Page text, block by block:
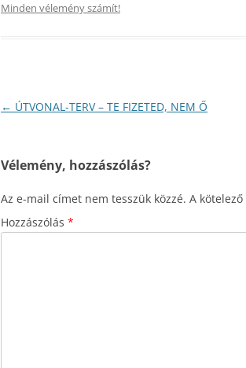
Minden vélemény számít!
Bejegyzés
← ÚTVONAL-TERV – TE FIZETED, NEM Ő
Vélemény, hozzászólás?
Az e-mail címet nem tesszük közzé. A
Hozzászólás *